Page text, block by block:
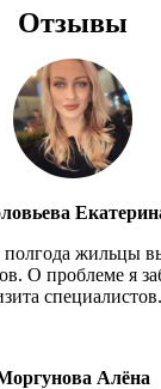
Отзывы
полгода жильцы
О проблеме я
специалистов.
Алёна